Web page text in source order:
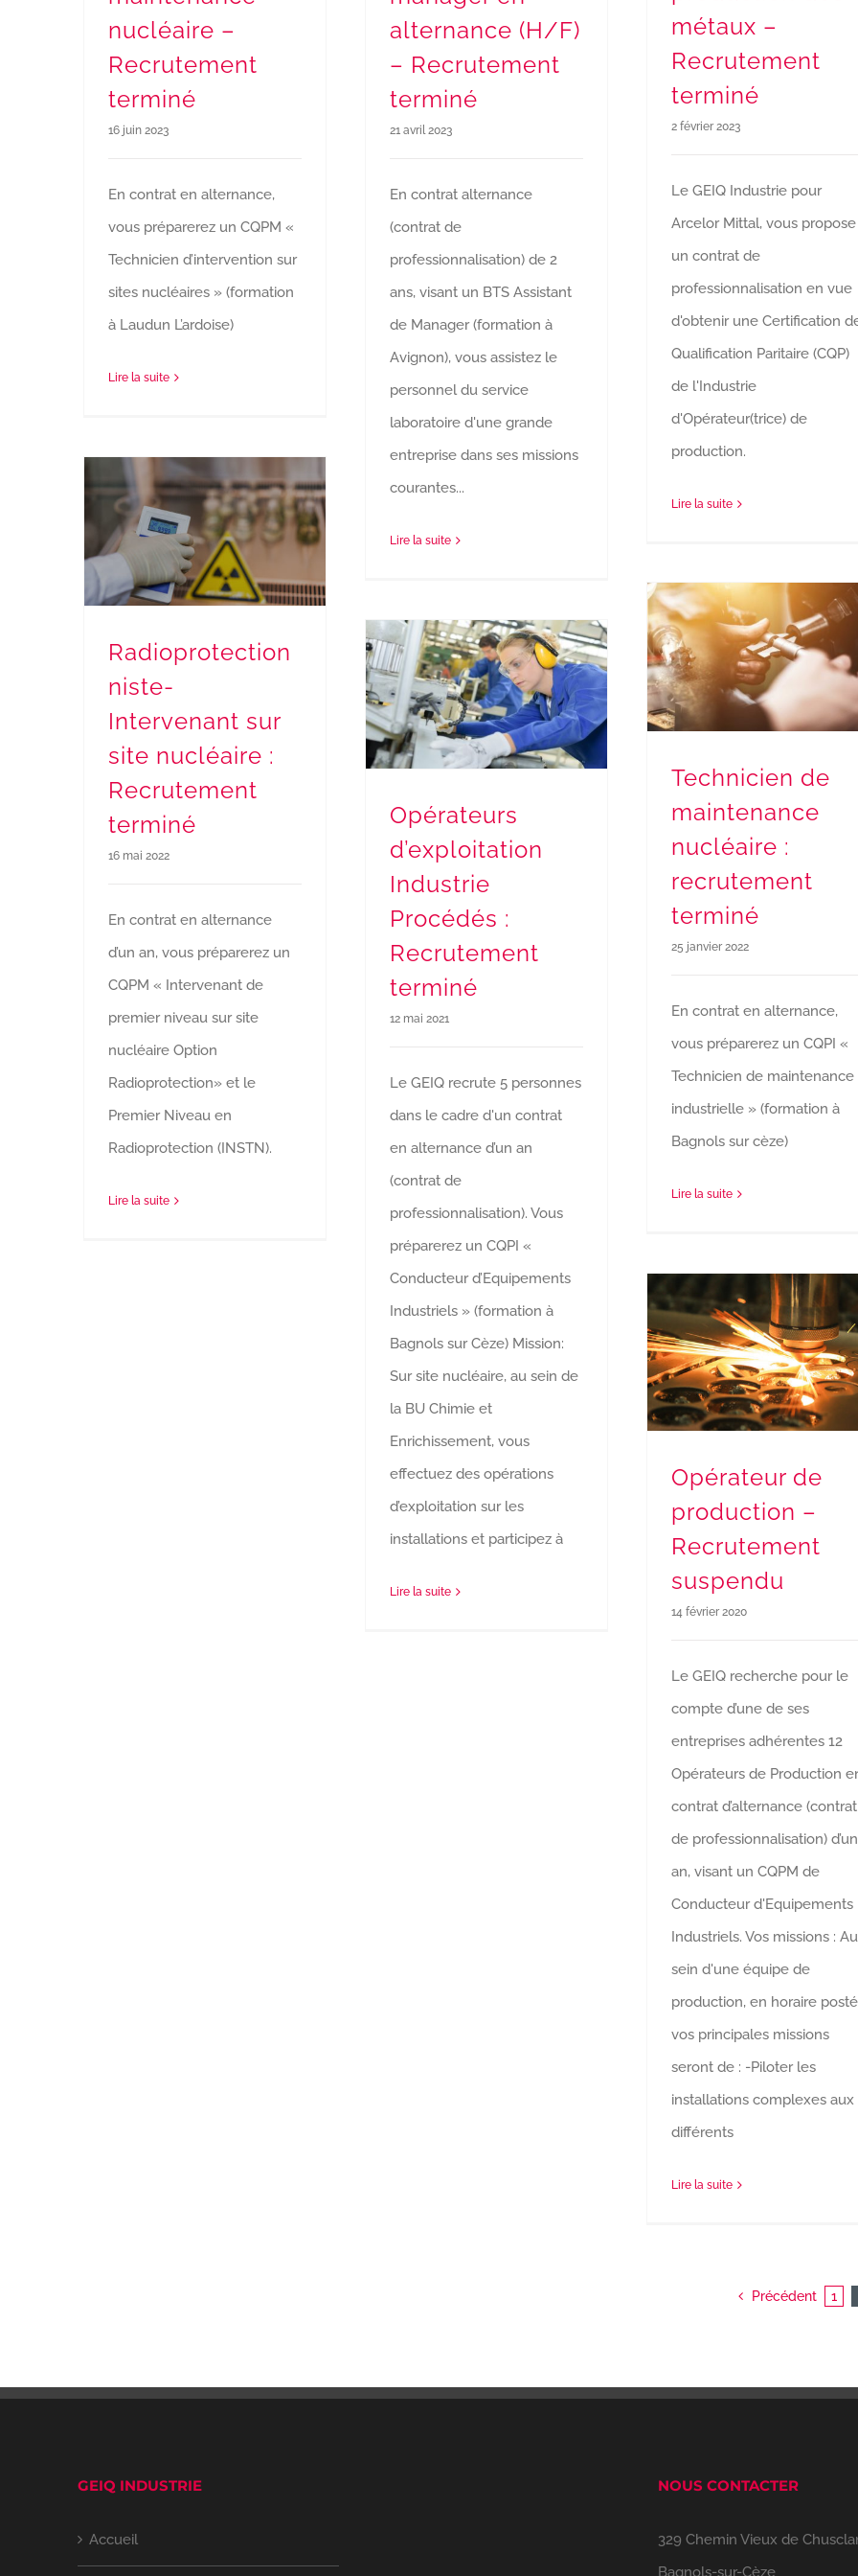
nucléaire –
Recrutement
terminé
16 juin 2023
En contrat en alternance,
vous préparerez un CQPM «
Technicien d’intervention sur
sites nucléaires » (formation
à Laudun L’ardoise)
Lire la suite
alternance (H/F)
– Recrutement
terminé
21 avril 2023
En contrat alternance
(contrat de
professionnalisation) de 2
ans, visant un BTS Assistant
de Manager (formation à
Avignon), vous assistez le
personnel du service
laboratoire d'une grande
entreprise dans ses missions
courantes...
Lire la suite
métaux –
Recrutement
terminé
2 février 2023
Le GEIQ Industrie pour
Arcelor Mittal, vous propose
un contrat de
professionnalisation en vue
d'obtenir une Certification
Qualification Paritaire (CQP)
de l'Industrie
d'Opérateur(trice) de
production.
Lire la suite
Radioprotection
niste-
Intervenant sur
site nucléaire :
Recrutement
terminé
16 mai 2022
En contrat en alternance
d’un an, vous préparerez un
CQPM « Intervenant de
premier niveau sur site
nucléaire Option
Radioprotection» et le
Premier Niveau en
Radioprotection (INSTN).
Lire la suite
Technicien de
maintenance
nucléaire :
recrutement
terminé
25 janvier 2022
En contrat en alternance,
vous préparerez un CQPI «
Technicien de maintenance
industrielle » (formation à
Bagnols sur cèze)
Lire la suite
Opérateurs
d’exploitation
Industrie
Procédés :
Recrutement
terminé
12 mai 2021
Le GEIQ recrute 5 personnes
dans le cadre d'un contrat
en alternance d’un an
(contrat de
professionnalisation). Vous
préparerez un CQPI «
Conducteur d’Equipements
Industriels » (formation à
Bagnols sur Cèze) Mission:
Sur site nucléaire, au sein de
la BU Chimie et
Enrichissement, vous
effectuez des opérations
d’exploitation sur les
installations et participez à
Lire la suite
Opérateur de
production –
Recrutement
suspendu
14 février 2020
Le GEIQ recherche pour le
compte d’une de ses
entreprises adhérentes 12
Opérateurs de Production
contrat d’alternance (contrat
de professionnalisation) d’un
an, visant un CQPM de
Conducteur d'Equipements
Industriels. Vos missions : Au
sein d'une équipe de
production, en horaire
vos principales missions
seront de : -Piloter les
installations complexes aux
différents
Lire la suite
Précédent 1
GEIQ INDUSTRIE
Accueil
NOUS CONTACTER
329 Chemin Vieux de
Bagnols-sur-Cèze